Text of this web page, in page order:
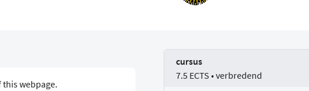
webpage.
cursus
7.5 ECTS • verbredend